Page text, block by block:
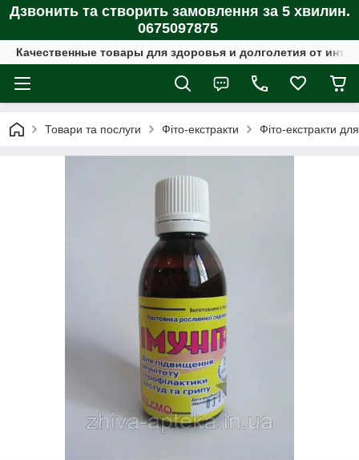
Дзвонить та створить замовлення за 5 хвилин.
0675097875
Качественные товары для здоровья и долголетия от
Товари та послуги Фіто-екстракти Фіто-екстракти